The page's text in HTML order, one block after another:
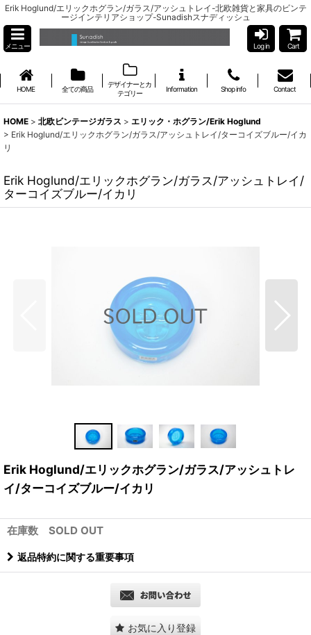
Erik Hoglund/エリックホグラン/ガラス/アッシュトレイ-北欧雑貨と家具のビンテ
ージインテリアショップ-Sunadishスナディッシュ
メニュー Log in Cart
HOME 全ての商品
デザイナーとカ
テゴリー
Information Shop info Contact
HOME > 北欧ビンテージガラス > エリック・ホグラン/Erik Hoglund
> Erik Hoglund/エリックホグラン/ガラス/アッシュトレイ/ターコイズブルー/イカ
リ
Erik Hoglund/エリックホグラン/ガラス/アッシュトレイ/
ターコイズブルー/イカリ
Erik Hoglund/エリックホグラン/ガラス/アッシュトレ
イ/ターコイズブルー/イカリ
在庫数 SOLD OUT
返品特約に関する重要事項
お気に入り登録